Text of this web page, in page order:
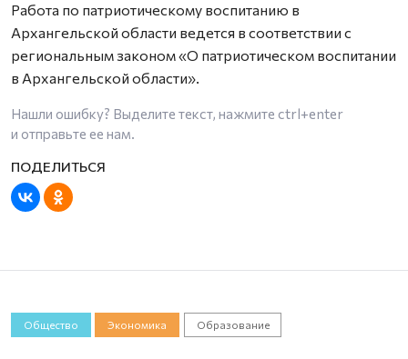
Работа по патриотическому воспитанию в
Архангельской области ведется в соответствии с
региональным законом «О патриотическом воспитании
в Архангельской области».
Нашли ошибку? Выделите текст, нажмите ctrl+enter
и отправьте ее нам.
Общество Экономика Образование